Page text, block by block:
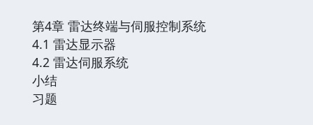
第4章 雷达终端与伺服控制系统
4.1 雷达显示器
4.2 雷达伺服系统
小结
习题